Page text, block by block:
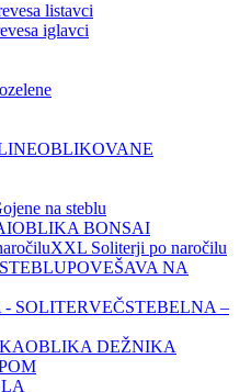
listavci
iglavci
OBLIKOVANE
na steblu
OBLIKA BONSAI
XXL Soliterji po naročilu
POVEŠAVA NA
VEČSTEBELNA –
OBLIKA DEŽNIKA